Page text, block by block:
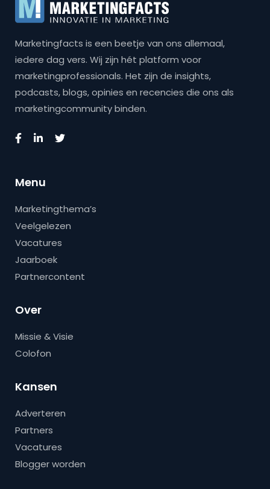
Marketingfacts is een beetje van ons allemaal,
iedere dag vers. Wij zijn hét platform voor
marketingprofessionals. Het zijn de insights,
podcasts, blogs, opinies en recencies die ons als
marketingcommunity binden.
Menu
Marketingthema’s
Veelgelezen
Vacatures
Jaarboek
Partnercontent
Over
Missie & Visie
Colofon
Kansen
Adverteren
Partners
Vacatures
Blogger worden